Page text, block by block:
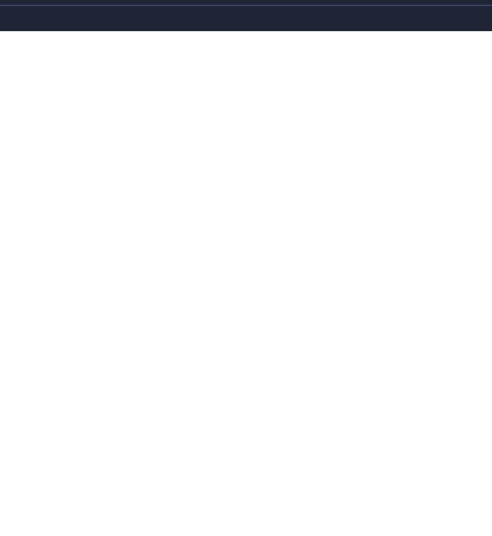
Dinero y Financiamiento al Terrorismo (PLD/FT)